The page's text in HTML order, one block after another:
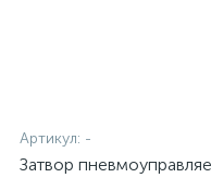
Артикул: -
Затвор